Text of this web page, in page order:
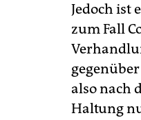
Jedoch ist
zum Fall
also nach
Haltung